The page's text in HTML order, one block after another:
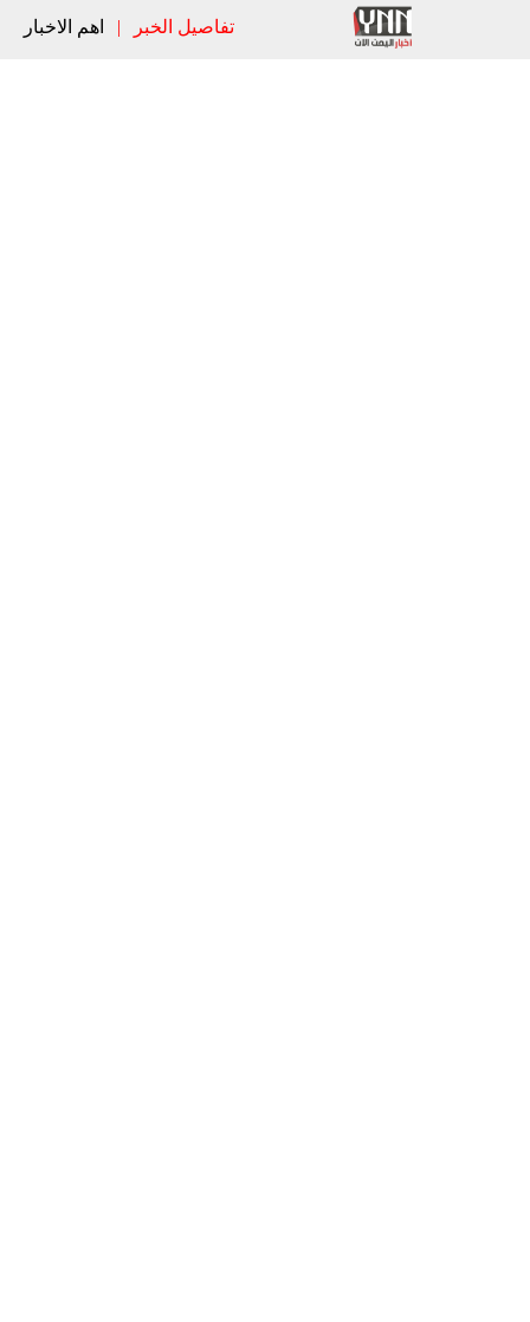
تفاصيل الخبر | اهم الاخبار